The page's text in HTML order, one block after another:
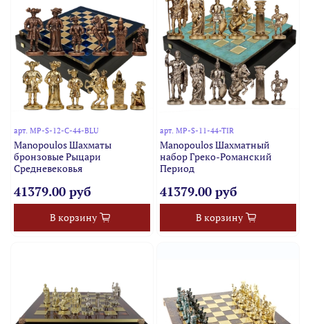
арт.MP-S-12-C-44-BLU
Manopoulos Шахматы
бронзовые Рыцари
Средневековья
41379.00 руб
В корзину
арт. MP-S-11-44-TIR
Manopoulos Шахматный
набор Греко-Романский
Период
41379.00 руб
В корзину